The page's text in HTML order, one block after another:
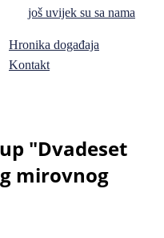
još uvijek su sa nama
Hronika događaja
Kontakt
"Dvadeset
mirovnog